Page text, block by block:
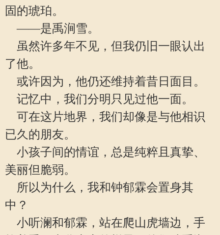
固的琥珀。
——是禹涧雪。
虽然许多年不见，但我仍旧一眼认出
了他。
或许因为，他仍还维持着昔日面目。
记忆中，我们分明只见过他一面。
可在这片地界，我们却像是与他相识
已久的朋友。
小孩子间的情谊，总是纯粹且真挚、
美丽但脆弱。
所以为什么，我和钟郁霖会置身其
中？
小听澜和郁霖，站在爬山虎墙边，手